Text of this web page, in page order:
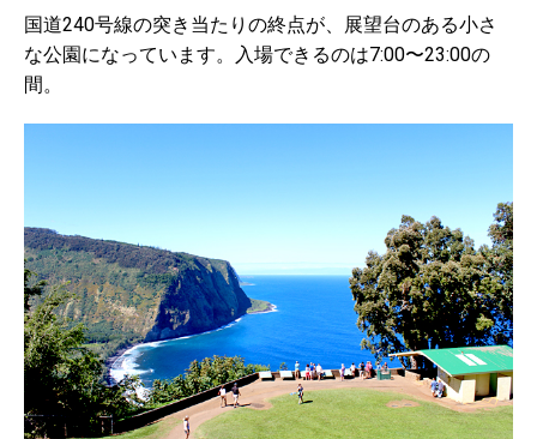
国道240号線の突き当たりの終点が、展望台のある小さ
な公園になっています。入場できるのは7:00〜23:00の
間。